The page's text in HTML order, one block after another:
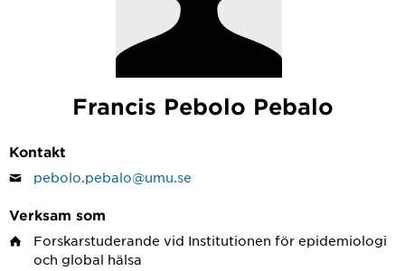
Francis Pebolo Pebalo
Kontakt
pebolo.pebalo@umu.se
Verksam som
Forskarstuderande vid Institutionen för epidemiologi
och global hälsa